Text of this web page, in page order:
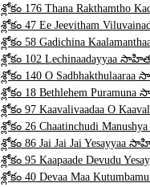
శ్లోకం 176 Thana Rakthamtho
శ్లోకం 47 Ee Jeevitham
శ్లోకం 58 Gadichina
శ్లోకం 102 Lechinaadayyaa
శ్లోకం 140 O Sadbhakthulaaraa
శ్లోకం 18 Bethlehem
శ్లోకం 97 Kaavalivaadaa O
శ్లోకం 26 Chaatinchudi
శ్లోకం 86 Jai Jai Jai Yesayyaa
శ్లోకం 95 Kaapaade Devudu
శ్లోకం 40 Devaa Maa